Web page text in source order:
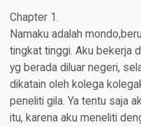
Chapter 1.​
Namaku adalah
tingkat tinggi. Aku bekerja
yg berada diluar negeri,
dikatain oleh kolega
peneliti gila. Ya tentu saja
itu, karena aku meneliti